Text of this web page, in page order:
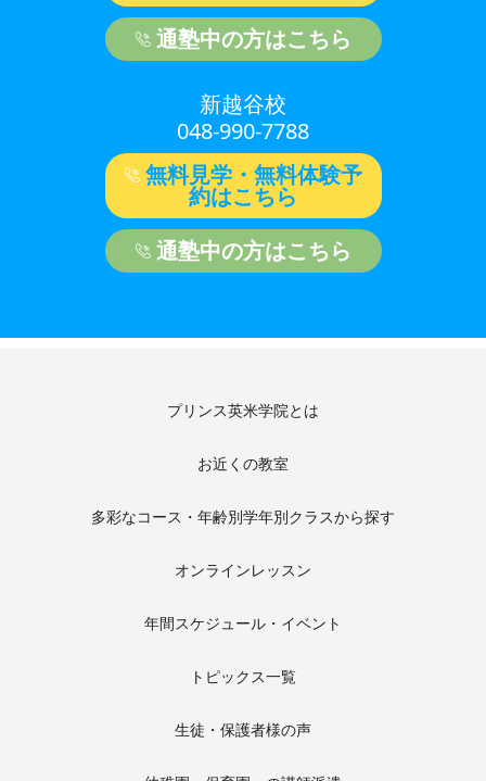
通塾中の方はこちら
新越谷校
048-990-7788
無料見学・無料体験予
約はこちら
通塾中の方はこちら
プリンス英米学院とは
お近くの教室
多彩なコース・年齢別学年別クラスから探す
オンラインレッスン
年間スケジュール・イベント
トピックス一覧
生徒・保護者様の声